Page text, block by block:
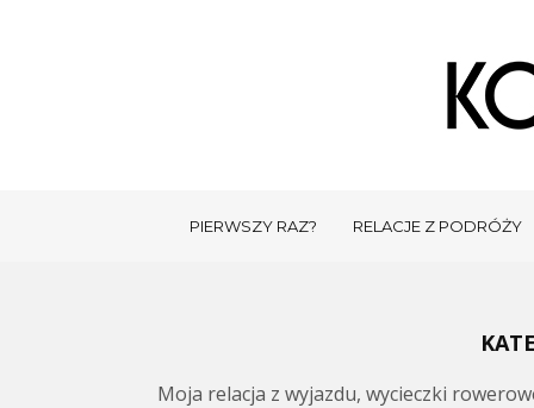
PIERWSZY RAZ? RELACJE Z PODRÓŻY
Moja relacja z wyjazdu, wycieczki